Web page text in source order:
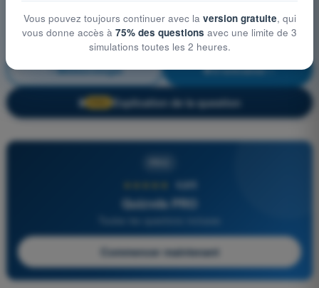
Météorologie S'entraîner !
🔒 Explication de la question
4,6/5
Quizvds PRO
Commencer maintenant
Vous pouvez toujours continuer avec la version gratuite, qui
vous donne accès à 75% des questions avec une limite de 3
simulations toutes les 2 heures.